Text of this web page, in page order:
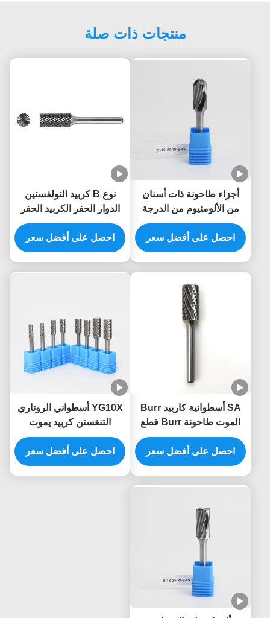
منتجات ذات صلة
أجزاء طاحونة ذات أسنان
من الألومنيوم من الدرجة
YG8 مع قاعدة 6MM لقطع
المعادن وطحنها
احصل على أفضل سعر
نوع B كربيد التولفستين
الدوار الحفر الكربيد الحفر
-القطع النهائي الأسطواني
احصل على أفضل سعر
SA أسطوانية كاربيد Burr
الموت طاحونة Burr قطع
على 1/4 "شنجات صلابة
تأثير
احصل على أفضل سعر
YG10X أسطواني الروتاري
التنغستن كربيد يموت
طاحونة بت لقطع الخشب
نحت ISO9001
احصل على أفضل سعر